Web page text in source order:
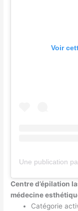
Voir
Centre d’épilation
médecine
Catégorie